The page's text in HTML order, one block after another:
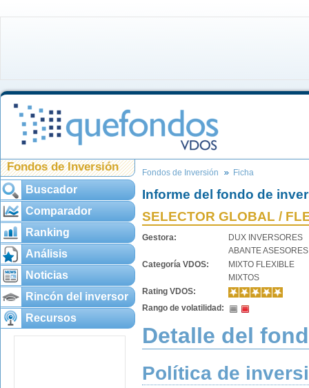
Fondos de Inversión
Buscador
Comparador
Ranking
Análisis
Noticias
Rincón del inversor
Recursos
Fondos de Inversión Ficha
Informe del fondo de
SELECTOR GLOBAL /
Gestora:
DUX INVERSORES
ABANTE ASESORES
Categoría VDOS:
MIXTO FLEXIBLE
MIXTOS
Rating VDOS:
Rango de volatilidad:
Detalle del
Política de